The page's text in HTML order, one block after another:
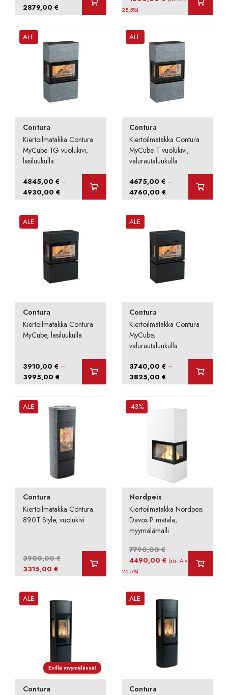
2879,00€ Hintaluokka:
2799,00 €
2879,00 €
hinta
2125,00 €.
25,5%)
ALE
Contura
Kiertoilmatakka Contura
MyCube TG vuolukivi,
lasiluukulla
4845,00€ –
4930,00€ Hintaluokka:
4845,00 €
ALE
Contura
Kiertoilmatakka Contura
MyCube T vuolukivi,
valurautaluukulla
4675,00€ –
4760,00€ Hintaluokka:
4675,00 €
ALE
Contura
Kiertoilmatakka Contura
MyCube, lasiluukulla
3910,00€ –
3995,00€ Hintaluokka:
3910,00 €
3995,00 €
ALE
Contura
Kiertoilmatakka Contura
MyCube,
valurautaluukulla
3740,00€ –
3825,00€ Hintaluokka:
3740,00 €
3825,00 €
ALE
Contura
Kiertoilmatakka Contura
890T Style, vuolukivi
3900,00€
Alkuperäinen
hinta
oli:
3900,00 €.
3315,00€
hinta
3315,00 €.
-43%
Nordpeis
Kiertoilmatakka Nordpeis
Davos P matala,
myymälämalli
7790,00€
Alkuperäinen
hinta
7790,00 €.
4490,00€ Nykyinen
(sis. Alv
25,5%)
Esillä myymälässä!
ALE
Contura
ALE
Contura